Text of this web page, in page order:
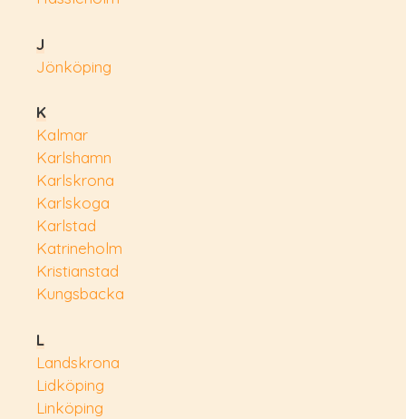
J
Jönköping
K
Kalmar
Karlshamn
Karlskrona
Karlskoga
Karlstad
Katrineholm
Kristianstad
Kungsbacka
L
Landskrona
Lidköping
Linköping